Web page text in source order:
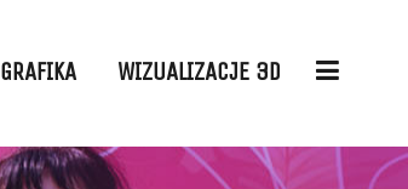
GRAFIKA WIZUALIZACJE 3D